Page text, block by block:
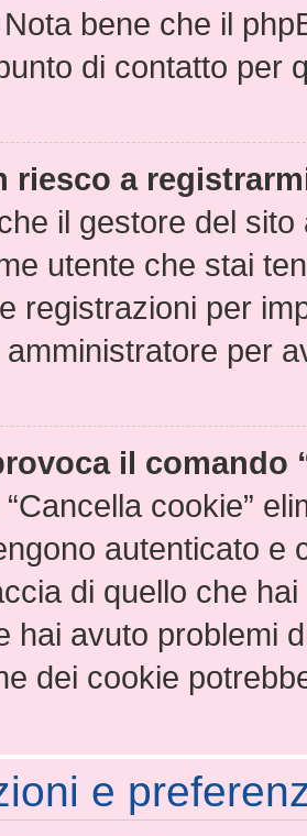
bene che il
di contatto per
riesco a
il gestore del
utente che stai
registrazioni per
per
il comando
cookie”
autenticato e
di quello che
hai avuto problemi
dei cookie
e